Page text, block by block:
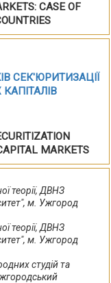
CASE OF
СЕК'ЮРИТИЗАЦІЇ
MARKETS
теорії, ДВНЗ
м. Ужгород
теорії, ДВНЗ
м. Ужгород
студій та